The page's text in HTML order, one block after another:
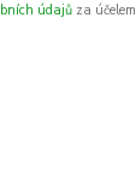
údajů za účelem